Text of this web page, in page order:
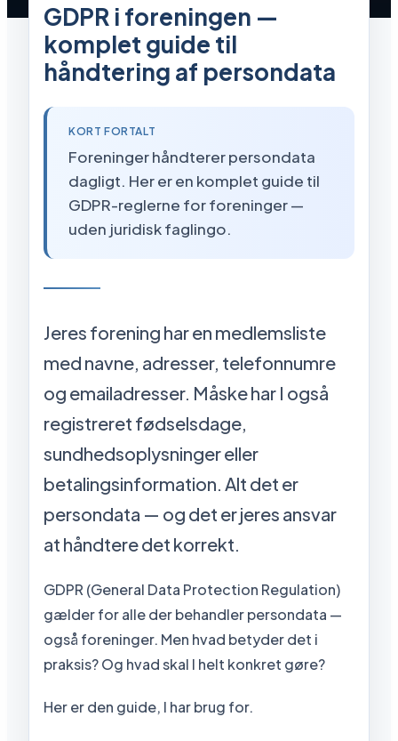
GDPR i foreningen —
komplet guide til
håndtering af persondata
KORT FORTALT
Foreninger håndterer persondata
dagligt. Her er en komplet guide til
GDPR-reglerne for foreninger —
uden juridisk faglingo.
Jeres forening har en medlemsliste
med navne, adresser, telefonnumre
og emailadresser. Måske har I også
registreret fødselsdage,
sundhedsoplysninger eller
betalingsinformation. Alt det er
persondata — og det er jeres ansvar
at håndtere det korrekt.
GDPR (General Data Protection Regulation)
gælder for alle der behandler persondata —
også foreninger. Men hvad betyder det i
praksis? Og hvad skal I helt konkret gøre?
Her er den guide, I har brug for.